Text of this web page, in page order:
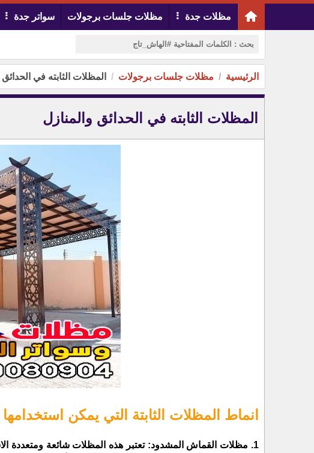
مظلات جدة مظلات جلسات برجولات سواتر جدة
الرئيسية مظلات جلسات برجولات المظلات الثابته في
المظلات الثابته في الحدائق والمنازل
انماط المظلات الثابتة التي يمكن
1. مظلات القماش المشدود: تعتبر هذه المظلات شائعة